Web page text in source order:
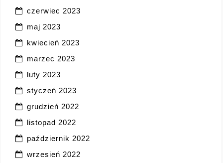
czerwiec 2023
maj 2023
kwiecień 2023
marzec 2023
luty 2023
styczeń 2023
grudzień 2022
listopad 2022
październik 2022
wrzesień 2022